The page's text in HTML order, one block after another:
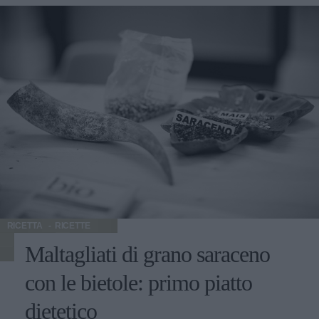
infine si unisce la vodka. Bloody Mary Questo cocktail si
prepara mischiando la vodka con il succo di pomodoro
condito con svariate spezie a scelta, dal tabasco al pepe
nero, dal sedano al succo di limone. Sex on the beach Si
shakerano con il ghiaccio vodka, liquore alla pesca, succo
d'arancia e succo di mirtilli. Piña Colada Un cocktail molto
dolce, tanto da mascherare la base di rum chiaro. Si
chiaro. photo credit: JonathandeRoos via photopin cc
RICETTA
Maltagliati di grano saraceno
con le bietole: primo piatto
dietetico